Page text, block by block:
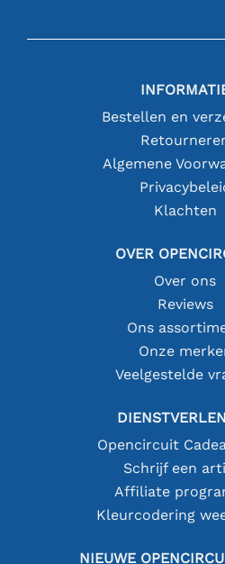
Bestellen en
Algemene
Klachten
OVER
Over ons
Reviews
Ons
Onze
Veelgestelde
Opencircuit
Schrijf een
Affiliate
Kleurcodering
NIEUWE